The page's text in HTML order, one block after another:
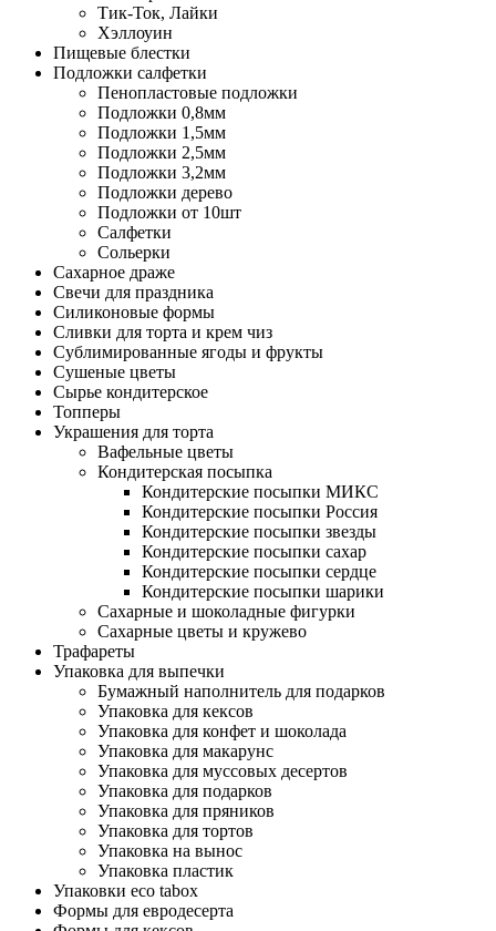
Тик-Ток, Лайки
Хэллоуин
Пищевые блестки
Подложки салфетки
Пенопластовые подложки
Подложки 0,8мм
Подложки 1,5мм
Подложки 2,5мм
Подложки 3,2мм
Подложки дерево
Подложки от 10шт
Салфетки
Сольерки
Сахарное драже
Свечи для праздника
Силиконовые формы
Сливки для торта и крем чиз
Сублимированные ягоды и фрукты
Сушеные цветы
Сырье кондитерское
Топперы
Украшения для торта
Вафельные цветы
Кондитерская посыпка
Кондитерские посыпки МИКС
Кондитерские посыпки Россия
Кондитерские посыпки звезды
Кондитерские посыпки сахар
Кондитерские посыпки сердце
Кондитерские посыпки шарики
Сахарные и шоколадные фигурки
Сахарные цветы и кружево
Трафареты
Упаковка для выпечки
Бумажный наполнитель для подарков
Упаковка для кексов
Упаковка для конфет и шоколада
Упаковка для макарунс
Упаковка для муссовых десертов
Упаковка для подарков
Упаковка для пряников
Упаковка для тортов
Упаковка на вынос
Упаковка пластик
Упаковки eco tabox
Формы для евродесерта